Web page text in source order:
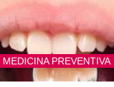
MEDICINA PREVENTIVA